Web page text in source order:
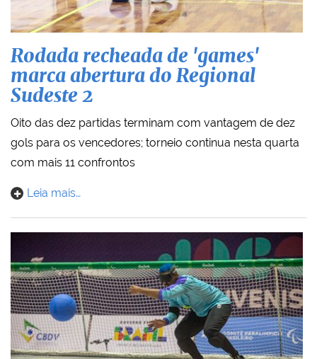
Rodada recheada de 'games'
marca abertura do Regional
Sudeste 2
Oito das dez partidas terminam com vantagem de dez
gols para os vencedores; torneio continua nesta quarta
com mais 11 confrontos
Leia mais…